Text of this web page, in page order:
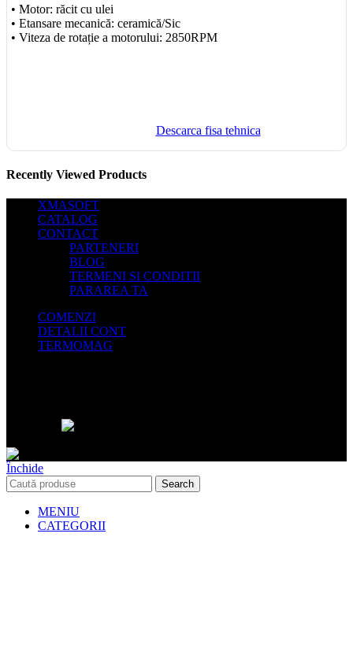
• Motor: răcit cu ulei
• Etansare mecanică: ceramică/Sic
• Viteza de rotație a motorului: 2850RPM
Descarca fisa tehnica
Recently Viewed Products
XMASOFT
CATALOG
CONTACT
PARTENERI
BLOG
TERMENI SI CONDITII
PARAREA TA
COMENZI
DETALII CONT
TERMOMAG
Închide
Search
MENIU
CATEGORII